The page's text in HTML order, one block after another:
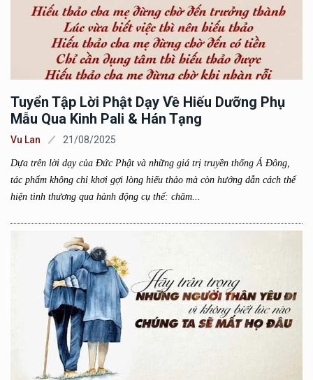
Tuyển Tập Lời Phật Dạy Về Hiếu Dưỡng Phụ
Mẫu Qua Kinh Pali & Hán Tạng
Vu Lan 21/08/2025
Dựa trên lời dạy của Đức Phật và những giá trị truyền thống Á Đông,
tác phẩm không chỉ khơi gợi lòng hiếu thảo mà còn hướng dẫn cách thể
hiện tình thương qua hành động cụ thể: chăm...